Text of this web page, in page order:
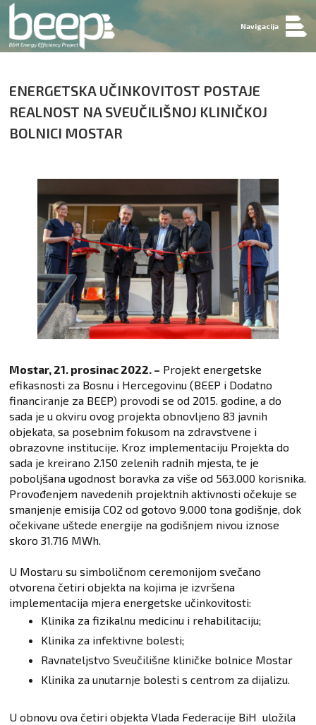
Navigacija
ENERGETSKA UČINKOVITOST POSTAJE
REALNOST NA SVEUČILIŠNOJ KLINIČKOJ
BOLNICI MOSTAR
Mostar, 21. prosinac 2022. – Projekt energetske
efikasnosti za Bosnu i Hercegovinu (BEEP i Dodatno
financiranje za BEEP) provodi se od 2015. godine, a do
sada je u okviru ovog projekta obnovljeno 83 javnih
objekata, sa posebnim fokusom na zdravstvene i
obrazovne institucije. Kroz implementaciju Projekta do
sada je kreirano 2.150 zelenih radnih mjesta, te je
poboljšana ugodnost boravka za više od 563.000 korisnika.
Provođenjem navedenih projektnih aktivnosti očekuje se
smanjenje emisija CO2 od gotovo 9.000 tona godišnje, dok
očekivane uštede energije na godišnjem nivou iznose
skoro 31.716 MWh.
U Mostaru su simboličnom ceremonijom svečano
otvorena četiri objekta na kojima je izvršena
implementacija mjera energetske učinkovitosti:
Klinika za fizikalnu medicinu i rehabilitaciju;
Klinika za infektivne bolesti;
Ravnateljstvo Sveučilišne kliničke bolnice Mostar
Klinika za unutarnje bolesti s centrom za dijalizu.
U obnovu ova četiri objekta Vlada Federacije BiH uložila